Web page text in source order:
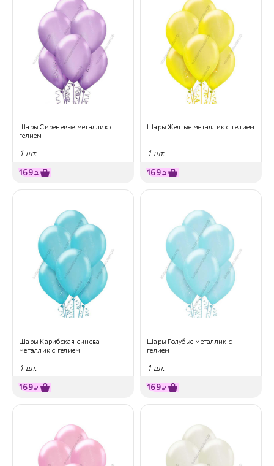
Шары Сиреневые металлик с
гелием
1 шт.
169₽
Шары Желтые металлик с гелием
1 шт.
169₽
Шары Карибская синева
металлик с гелием
1 шт.
169₽
Шары Голубые металлик с
гелием
1 шт.
169₽